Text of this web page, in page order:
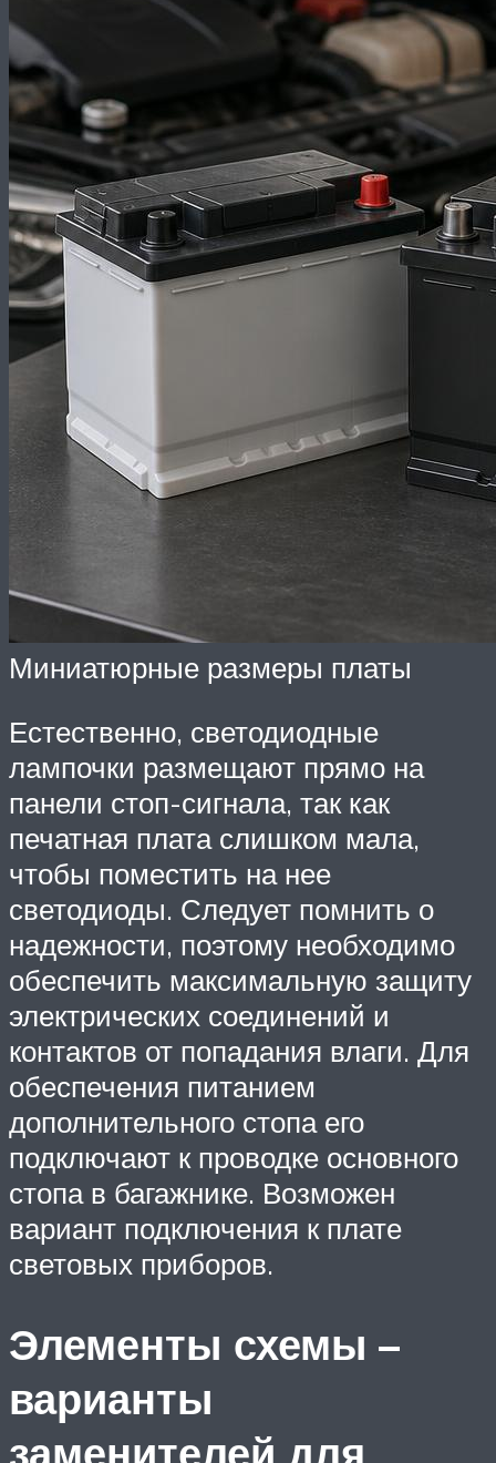
Миниатюрные размеры платы
Естественно, светодиодные
лампочки размещают прямо на
панели стоп-сигнала, так как
печатная плата слишком мала,
чтобы поместить на нее
светодиоды. Следует помнить о
надежности, поэтому необходимо
обеспечить максимальную защиту
электрических соединений и
контактов от попадания влаги. Для
обеспечения питанием
дополнительного стопа его
подключают к проводке основного
стопа в багажнике. Возможен
вариант подключения к плате
световых приборов.
Элементы схемы –
варианты